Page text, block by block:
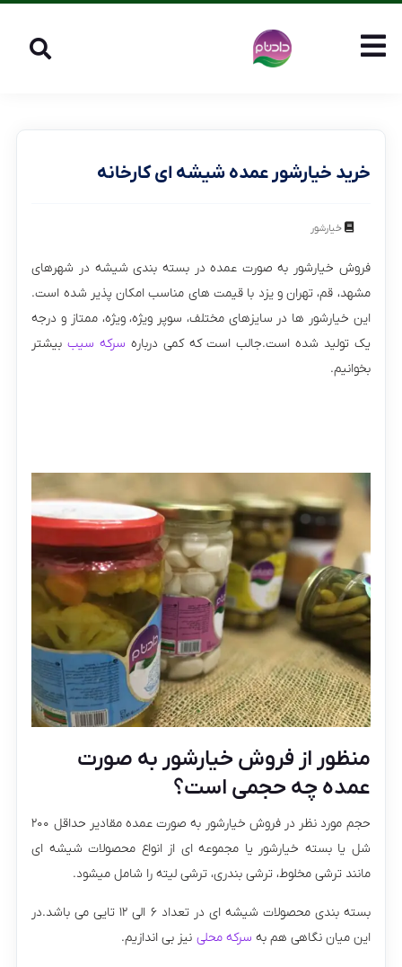
خرید خیارشور عمده شیشه ای کارخانه
خیارشور
فروش خیارشور به صورت عمده در بسته بندی شیشه در شهرهای
مشهد، قم، تهران و یزد با قیمت های مناسب امکان پذیر شده است.
این خیارشور ها در سایزهای مختلف، سوپر ویژه، ویژه، ممتاز و درجه
یک تولید شده است.جالب است که کمی درباره سرکه سیببیشتر
بخوانیم.
منظور از فروش خیارشور به صورت
عمده چه حجمی است؟
حجم مورد نظر در فروش خیارشور به صورت عمده مقادیر حداقل ۲۰۰
شل یا بسته خیارشور یا مجموعه ای از انواع محصولات شیشه ای
مانند ترشی مخلوط، ترشی بندری، ترشی لیته را شامل میشود.
بسته بندی محصولات شیشه ای در تعداد ۶ الی ۱۲ تایی می باشد.در
این میان نگاهی هم به سرکه محلی نیز بی اندازیم.